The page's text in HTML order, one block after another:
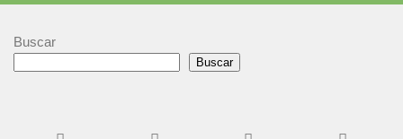
Buscar
Buscar